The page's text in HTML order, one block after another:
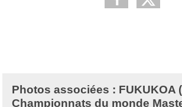
Photos associées : FUKUKOA
Championnats du monde